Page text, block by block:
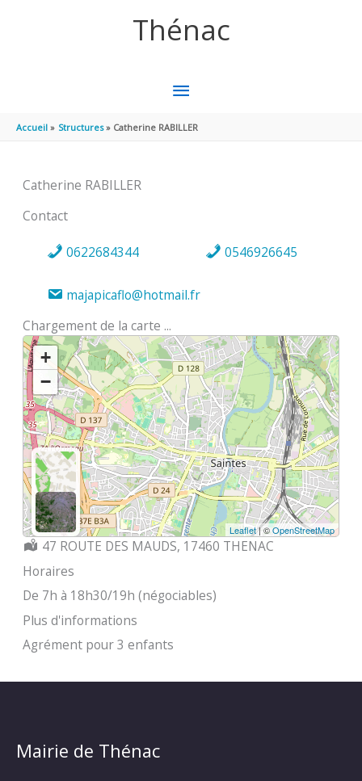
Thénac
MENU
PRINCIPAL
Accueil Structures Catherine RABILLER
Catherine RABILLER
Contact
0622684344 0546926645
majapicaflo@hotmail.fr
Chargement de la carte ...
+
−
Leaflet| ©OpenStreetMap
Localisation :
47 ROUTE DES MAUDS, 17460 THENAC
Horaires
De 7h à 18h30/19h (négociables)
Plus d'informations
Agrément pour 3 enfants
Mairie de Thénac